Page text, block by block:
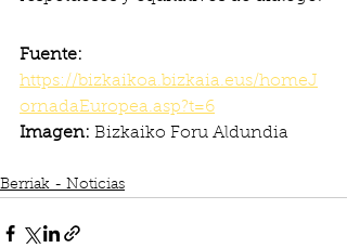
Fuente:
https://bizkaikoa.bizkaia.eus/homeJ
ornadaEuropea.asp?t=6
Imagen: Bizkaiko Foru Aldundia
Berriak - Noticias